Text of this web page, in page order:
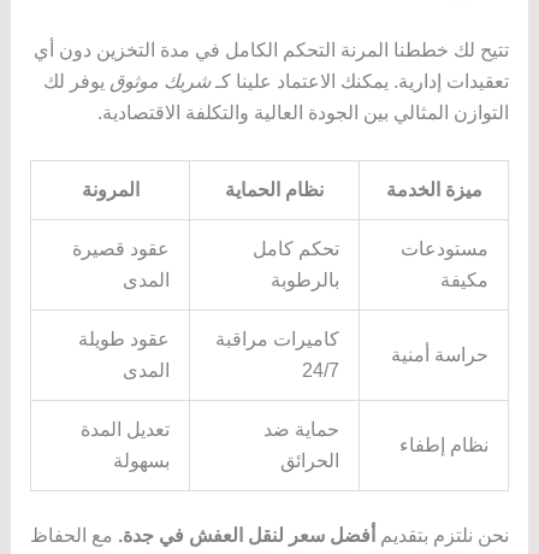
تتيح لك خططنا المرنة التحكم الكامل في مدة التخزين دون أي
تعقيدات إدارية. يمكنك الاعتماد علينا كـشريك موثوق يوفر لك
التوازن المثالي بين الجودة العالية والتكلفة الاقتصادية.
ميزة الخدمة نظام الحماية المرونة
مستودعات
مكيفة
تحكم كامل
بالرطوبة
عقود قصيرة
المدى
حراسة أمنية
كاميرات مراقبة
24/7
عقود طويلة
المدى
نظام إطفاء
حماية ضد
الحرائق
تعديل المدة
بسهولة
نحن نلتزم بتقديم أفضل سعر لنقل العفش في جدة. مع الحفاظ